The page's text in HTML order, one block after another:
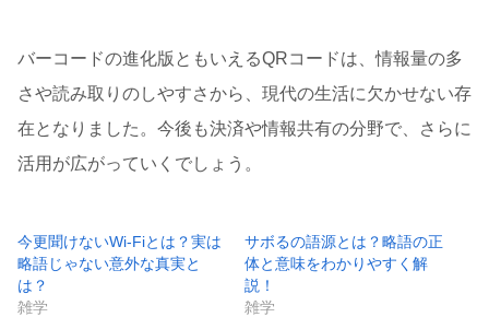
バーコードの進化版ともいえるQRコードは、情報量の多
さや読み取りのしやすさから、現代の生活に欠かせない存
在となりました。今後も決済や情報共有の分野で、さらに
活用が広がっていくでしょう。
今更聞けないWi-Fiとは？実は
略語じゃない意外な真実と
は？
雑学
サボるの語源とは？略語の正
体と意味をわかりやすく解
説！
雑学